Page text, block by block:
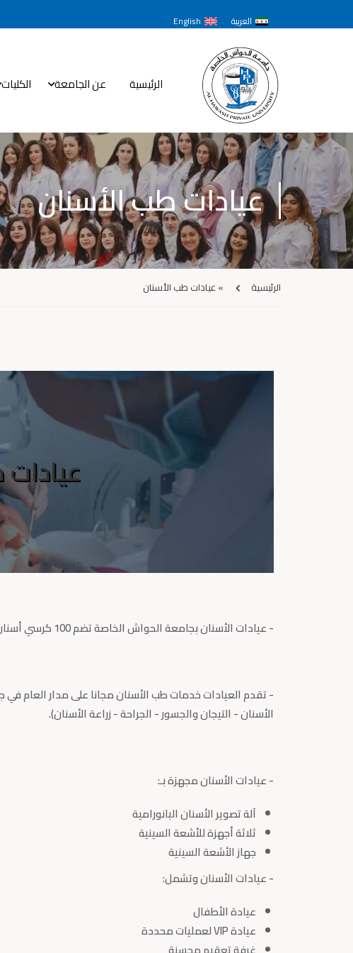
العربية English
الرئيسية عن الجامعة الكليات
عيادات طب الأسنان
الرئيسية » عيادات طب الأسنان
- عيادات الأسنان بجامعة الحواش الخاصة تضم 100 كرسي أسنان مجهز.
- تقدم العيادات خدمات طب الأسنان مجانا على مدار العام
الأسنان - التيجان والجسور - الجراحة - زراعة الأسنان).
- عيادات الأسنان مجهزة بـ:
آلة تصوير الأسنان البانورامية
ثلاثة أجهزة للأشعة السينية
جهاز الأشعة السينية
- عيادات الأسنان وتشمل:
عيادة الأطفال
عيادة VIP لعمليات محددة